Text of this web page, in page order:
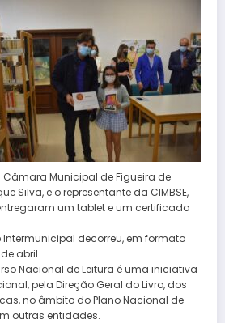
Câmara Municipal de Figueira de
Silva, e o representante da CIMBSE,
um tablet e um certificado
decorreu, em formato
abril.
Nacional de Leitura é uma iniciativa
pela Direção Geral do Livro, dos
no âmbito do Plano Nacional de
outras entidades.